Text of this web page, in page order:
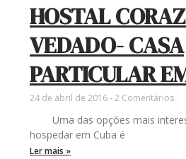
HOSTAL
VEDADO- CASA
PARTICULAR
24 de abril de 2016 2 Comentários
Uma das opções mais
hospedar em Cuba é
Ler mais »